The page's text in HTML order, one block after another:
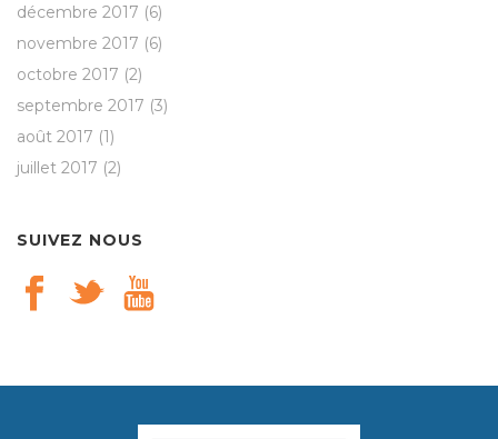
décembre 2017 (6)
novembre 2017 (6)
octobre 2017 (2)
septembre 2017 (3)
août 2017 (1)
juillet 2017 (2)
SUIVEZ NOUS